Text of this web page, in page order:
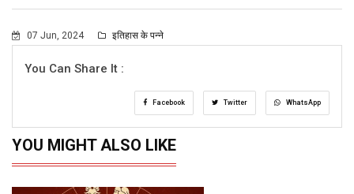
07 Jun, 2024 इतिहास के पन्ने
You Can Share It :
Facebook Twitter WhatsApp
YOU MIGHT ALSO LIKE